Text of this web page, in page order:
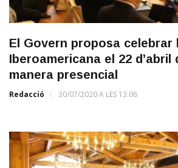
El Govern proposa celebrar
Iberoamericana el 22 d’abril
manera presencial
Redacció 30/07/2020 A LES 13:06